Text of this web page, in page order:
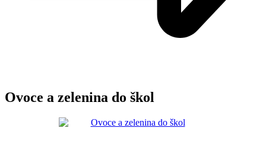
Ovoce a zelenina do škol